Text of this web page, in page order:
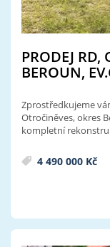
PRODEJ RD,
BEROUN,
Zprostředkujeme
Otročiněves, okres
kompletní
4 490 000 Kč